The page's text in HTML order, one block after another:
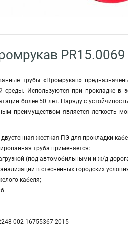
PR15.0069
трубы «Промрукав»
среды. Используются при прокладке в
более 50 лет. Наряду с
преимуществом является легкость
жесткая ПЭ для прокладки
труба применяется:
(под автомобильными и ж/д
в стесненных городских
кабеля;
002-16755367-2015